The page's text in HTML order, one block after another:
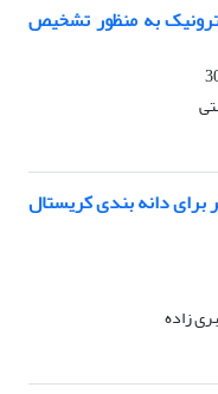
به منظور تشخیص
برای دانه بندی کریستال
زاده